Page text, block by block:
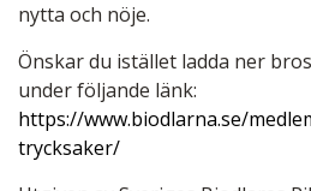
nytta och nöje.
Önskar du istället ladda ner
under följande länk:
https://www.biodlarna.se/
trycksaker/